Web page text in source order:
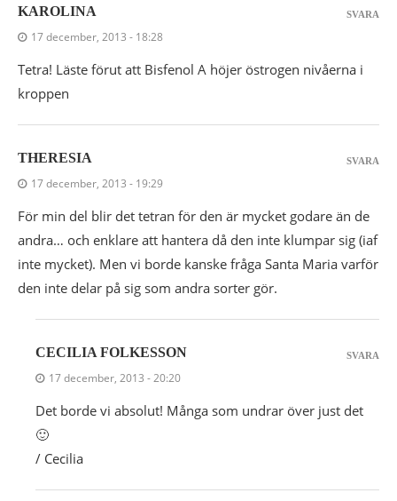
KAROLINA
17 december, 2013 - 18:28
Tetra! Läste förut att Bisfenol A höjer östrogen nivåerna i
kroppen
SVARA
THERESIA
17 december, 2013 - 19:29
För min del blir det tetran för den är mycket godare än de
andra… och enklare att hantera då den inte klumpar sig (iaf
inte mycket). Men vi borde kanske fråga Santa Maria varför
den inte delar på sig som andra sorter gör.
SVARA
CECILIA FOLKESSON
17 december, 2013 - 20:20
Det borde vi absolut! Många som undrar över just det
🙂
/ Cecilia
SVARA